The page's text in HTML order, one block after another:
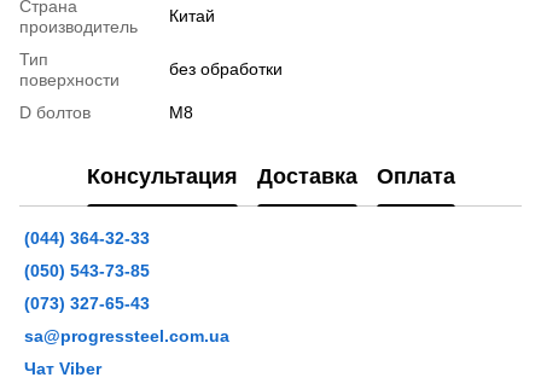
Страна
производитель
Китай
Тип
поверхности
без обработки
D болтов М8
Консультация Доставка Оплата
(044) 364-32-33
(050) 543-73-85
(073) 327-65-43
sa@progressteel.com.ua
Чат Viber